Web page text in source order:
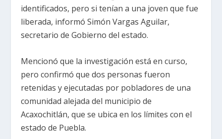
identificados, pero si tenían a una joven que fue
liberada, informó Simón Vargas Aguilar,
secretario de Gobierno del estado.
Mencionó que la investigación está en curso,
pero confirmó que dos personas fueron
retenidas y ejecutadas por pobladores de una
comunidad alejada del municipio de
Acaxochitlán, que se ubica en los límites con el
estado de Puebla.